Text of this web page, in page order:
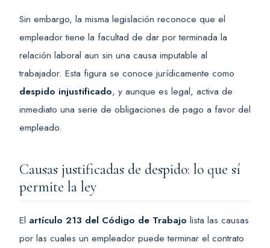
Sin embargo, la misma legislación reconoce que el
empleador tiene la facultad de dar por terminada la
relación laboral aun sin una causa imputable al
trabajador. Esta figura se conoce jurídicamente como
despido injustificado, y aunque es legal, activa de
inmediato una serie de obligaciones de pago a favor del
empleado.
Causas justificadas de despido: lo que sí
permite la ley
El artículo 213 del Código de Trabajo lista las causas
por las cuales un empleador puede terminar el contrato